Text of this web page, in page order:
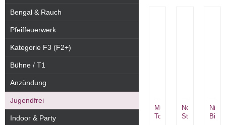
Mummy
Torch
Neon
Stars
Nico
Biene
Bengal & Rauch
Pfeiffeuerwerk
Kategorie F3 (F2+)
Bühne / T1
Anzündung
Jugendfrei
Indoor & Party